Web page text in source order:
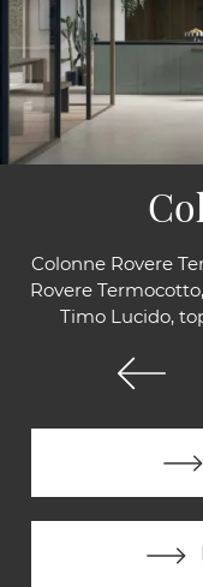
Colonne Rovere
Rovere
Timo Lucido,